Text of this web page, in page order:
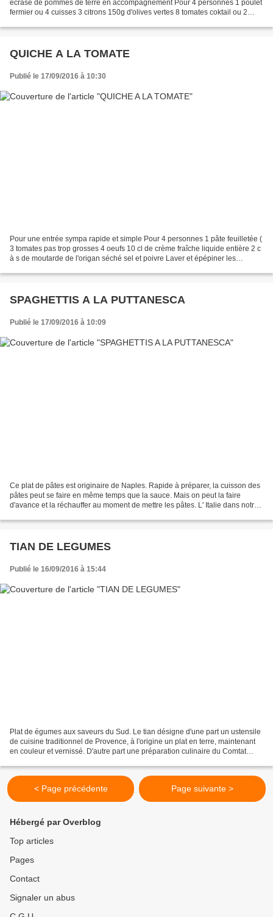
écrasé de pommes de terre en accompagnement Pour 4 personnes 1 poulet
fermier ou 4 cuisses 3 citrons 150g d'olives vertes 8 tomates coktail ou 2
QUICHE A LA TOMATE
Publié le 17/09/2016 à 10:30
Pour une entrée sympa rapide et simple Pour 4 personnes 1 pâte feuilletée (
3 tomates pas trop grosses 4 oeufs 10 cl de crème fraîche liquide entière 2 c
à s de moutarde de l'origan séché sel et poivre Laver et épépiner les
SPAGHETTIS A LA PUTTANESCA
Publié le 17/09/2016 à 10:09
Ce plat de pâtes est originaire de Naples. Rapide à préparer, la cuisson des
pâtes peut se faire en même temps que la sauce. Mais on peut la faire
d'avance et la réchauffer au moment de mettre les pâtes. L' Italie dans notre
TIAN DE LEGUMES
Publié le 16/09/2016 à 15:44
Plat de égumes aux saveurs du Sud. Le tian désigne d'une part un ustensile
de cuisine traditionnel de Provence, à l'origine un plat en terre, maintenant
en couleur et vernissé. D'autre part une préparation culinaire du Comtat
< Page précédente Page suivante >
Hébergé par Overblog
Top articles
Pages
Contact
Signaler un abus